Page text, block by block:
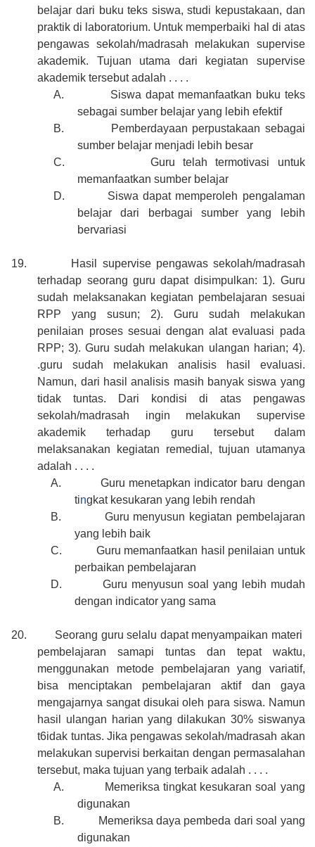
belajar dari buku teks siswa, studi kepustakaan, dan
praktik di laboratorium. Untuk memperbaiki hal di atas
pengawas sekolah/madrasah melakukan supervise
akademik. Tujuan utama dari kegiatan supervise
akademik tersebut adalah . . . .
A.
Siswa dapat memanfaatkan buku teks
sebagai sumber belajar yang lebih efektif
B.
Pemberdayaan perpustakaan sebagai
sumber belajar menjadi lebih besar
C.
Guru telah termotivasi untuk
memanfaatkan sumber belajar
D.
Siswa dapat memperoleh pengalaman
belajar dari berbagai sumber yang lebih
bervariasi
19.
Hasil supervise pengawas sekolah/madrasah
terhadap seorang guru dapat disimpulkan: 1). Guru
sudah melaksanakan kegiatan pembelajaran sesuai
RPP yang susun; 2). Guru sudah melakukan
penilaian proses sesuai dengan alat evaluasi pada
RPP; 3). Guru sudah melakukan ulangan harian; 4).
.guru sudah melakukan analisis hasil evaluasi.
Namun, dari hasil analisis masih banyak siswa yang
tidak tuntas. Dari kondisi di atas pengawas
sekolah/madrasah ingin melakukan supervise
akademik terhadap guru tersebut dalam
melaksanakan kegiatan remedial, tujuan utamanya
adalah . . . .
A.
Guru menetapkan indicator baru dengan
tingkat kesukaran yang lebih rendah
B.
Guru menyusun kegiatan pembelajaran
yang lebih baik
C.
Guru memanfaatkan hasil penilaian untuk
perbaikan pembelajaran
D.
Guru menyusun soal yang lebih mudah
dengan indicator yang sama
20.
Seorang guru selalu dapat menyampaikan materi
pembelajaran samapi tuntas dan tepat waktu,
menggunakan metode pembelajaran yang variatif,
bisa menciptakan pembelajaran aktif dan gaya
mengajarnya sangat disukai oleh para siswa. Namun
hasil ulangan harian yang dilakukan 30% siswanya
t6idak tuntas. Jika pengawas sekolah/madrasah akan
melakukan supervisi berkaitan dengan permasalahan
tersebut, maka tujuan yang terbaik adalah . . . .
A.
Memeriksa tingkat kesukaran soal yang
digunakan
B.
Memeriksa daya pembeda dari soal yang
digunakan